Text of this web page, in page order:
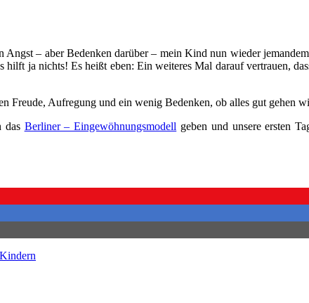
– aber Bedenken darüber – mein Kind nun wieder
ja nichts! Es heißt eben: Ein weiteres Mal darauf vertrauen,
Freude, Aufregung und ein wenig Bedenken, ob alles gut gehen
das Berliner – Eingewöhnungsmodell geben und unsere ersten